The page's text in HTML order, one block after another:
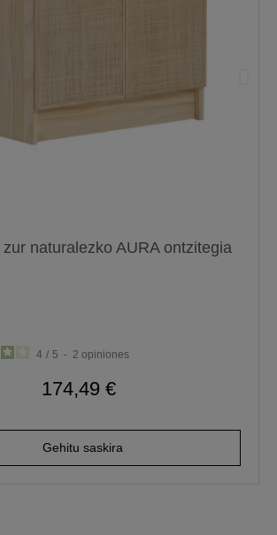
naturalezko AURA ontzitegia
4 / 5 - 2 opiniones
174,49 €
Gehitu saskira